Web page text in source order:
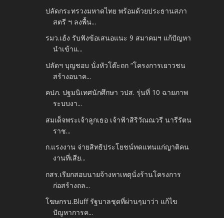
ปลัดกระทรวงมหาดไทย พร้อมด้วยประธานสภา
สตรี ฯ ลงพื้น...
รมว.เฮ้ง รับฟังข้อเสนอแนะ 9 สมาคมฯ แก้ปัญหา
นำเข้าแ...
ปลัดฯ บุญชอบ นั่งหัวโต๊ะถก “โครงการเยาวชน
สร้างอนาค...
คปภ. ปฐมนิเทศนักศึกษา วปส. รุ่นที่ 10 ฉายภาพ
ระบบงา...
สมเด็จพระเจ้าลูกเธอ เจ้าฟ้าสิริวัณณวรี นารีรัตน
ราช...
ก.แรงงาน จ่ายสิทธิประโยชน์ทดแทนแก่ญาติคน
งานที่เสีย...
กสร.เรียกสอบนายจ้างหาเหตุนั่งร้านโครงการ
ก่อสร้างถล...
โฆษกรบ.Bluff รัฐบาลชุดที่ผ่านๆมาว่า แก้ไข
ปัญหาการค...